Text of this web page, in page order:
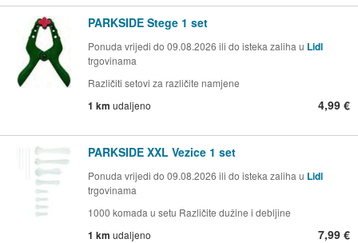
PARKSIDE Stege 1 set
Ponuda vrijedi do 09.08.2026 ili do isteka zaliha u Lidl
trgovinama
Različiti setovi za različite namjene
1 km udaljeno 4,99 €
PARKSIDE XXL Vezice 1 set
Ponuda vrijedi do 09.08.2026 ili do isteka zaliha u Lidl
trgovinama
1000 komada u setu Različite dužine i debljine
1 km udaljeno 7,99 €